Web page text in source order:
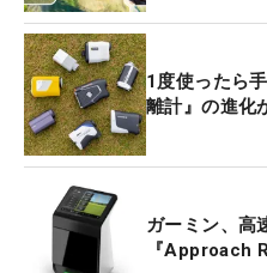
1度使ったら
離計』の進化
ガーミン、高
『Approach